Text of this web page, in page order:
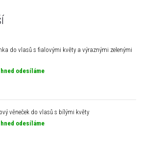
do vlasů s fialovými květy a výraznými zelenými
odesíláme
věneček do vlasů s bílými květy
odesíláme